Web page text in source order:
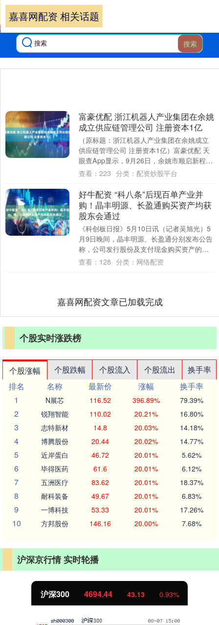
搜索
嘉喜网配资 相关话题
富豪优配 浙江机器人产业集团在余姚
成立供应链管理公司 注册资本1亿
（原标题：浙江机器人产业集团在余姚成立
供应链管理公司 注册资本1亿）富豪优配 天
眼查App显示，9月26日，余姚市顺启新程供
应链管理有限公司成立，法定代表人为韩....
查看： 223 分类： 配资炒股平台
好牛配资 “科八条”后现百单产业并
购！晶丰明源、长盈通购买资产均获
股东会通过
《科创板日报》5月10日讯（记者吴旭光）5
月9日晚间，晶丰明源、长盈通分别发布公告
称，公司发行股份及支付现金购买资产的议
案均获股东大会审议通过。 这意味着两家
查看： 128 分类： 网络配资
嘉喜网配资文章已加载完成
个股实时涨跌榜
个股涨幅 个股跌幅 个股流入 个股流出
换手率
排名
名称 最新价 涨幅
换手率
1
N展芯 116.52 396.89% 79.39%
2 锐翔智能 110.02 20.21% 16.80%
3 志特新材 14.8 20.03% 14.18%
4 博腾股份 20.44 20.02% 14.77%
5 近岸蛋白 46.72 20.01% 5.62%
6 毕得医药 61.6 20.01% 6.12%
7 五洲医疗 83.62 20.01% 18.37%
8 耐科装备 49.67 20.01% 6.83%
9 一博科技 53.33 20.01% 17.26%
10 方邦股份 146.16 20.00% 7.68%
沪深京行情 实时轮播
北证50 1134.24 11.37 1.01%